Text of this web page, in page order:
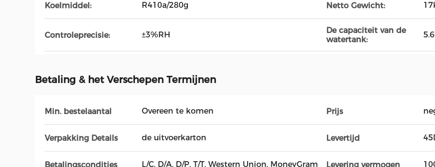
Koelmiddel: R410a/280g Netto Gewicht:
Controleprecisie: ±3%RH
De capaciteit van de
watertank:
Betaling & het Verschepen Termijnen
Min. bestelaantal Overeen te komen Prijs
Verpakking Details de uitvoerkarton Levertijd
Betalingscondities L/C, D/A, D/P, T/T, Western Union, MoneyGram Levering vermogen